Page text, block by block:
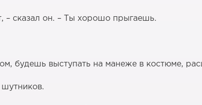
– сказал он. – Ты хорошо прыгаешь.
будешь выступать на манеже в костюме,
шутников.